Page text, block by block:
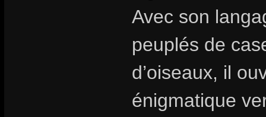
Avec son
peuplés de
d’oiseaux, il
énigmatique